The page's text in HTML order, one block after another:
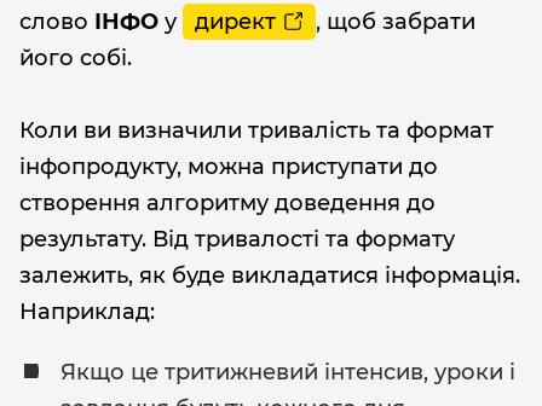
слово ІНФО у директ
, щоб забрати
його собі.
Коли ви визначили тривалість та формат
інфопродукту, можна приступати до
створення алгоритму доведення до
результату. Від тривалості та формату
залежить, як буде викладатися інформація.
Наприклад:
Якщо це тритижневий інтенсив, уроки і